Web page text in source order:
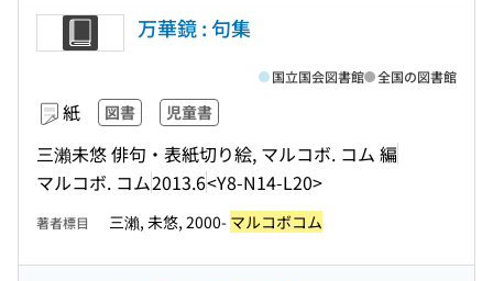
万華鏡 : 句集
紙 図書 児童書
三瀨未悠 俳句・表紙切り絵, マルコボ. コム 編
マルコボ. コム2013.6<Y8-N14-L20>
国立国会図書館 全国の図書館
著者標目 三瀨, 未悠, 2000- マルコボコム